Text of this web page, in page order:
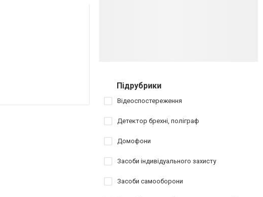
Підрубрики
Відеоспостереження
Детектор брехні, поліграф
Домофони
Засоби індивідуального захисту
Засоби самооборони